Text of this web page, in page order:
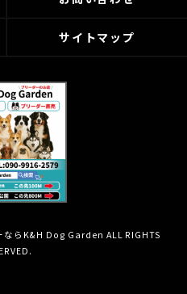
サイトマップ
らK&H Dog Garden ALL RIGHTS